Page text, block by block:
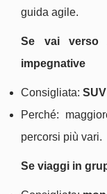
guida agile.
Se vai verso
impegnative
Consigliata: SUV
Perché:
percorsi più vari.
Se viaggi in